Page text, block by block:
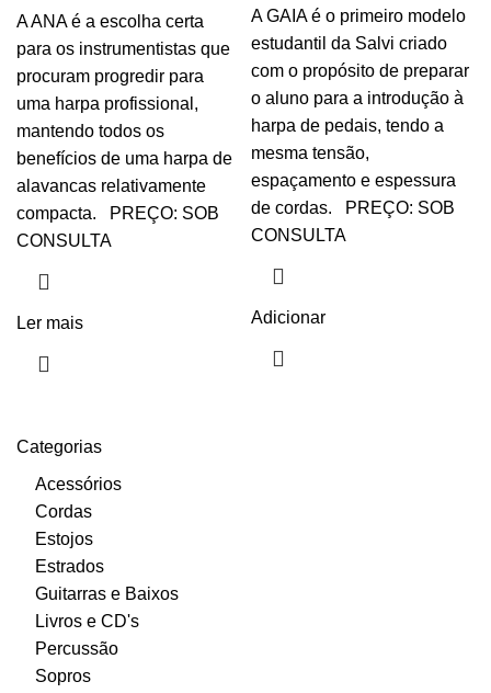
Categorias
Acessórios
Cordas
Estojos
Estrados
Guitarras e Baixos
Livros e CD's
Percussão
Sopros
A ANA é a escolha certa
para os instrumentistas que
procuram progredir para
uma harpa profissional,
mantendo todos os
benefícios de uma harpa de
alavancas relativamente
compacta. PREÇO: SOB
CONSULTA
Ler mais
A GAIA é o primeiro modelo
estudantil da Salvi criado
com o propósito de preparar
o aluno para a introdução à
harpa de pedais, tendo a
mesma tensão,
espaçamento e espessura
de cordas. PREÇO: SOB
CONSULTA
Adicionar